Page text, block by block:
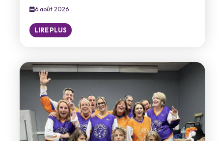
6 août 2026
LIRE PLUS